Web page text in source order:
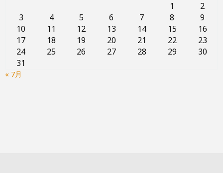
1
2
3
4 5 6 7 8
9
10
11 12 13 14 15
16
17
18 19 20 21 22
23
24
25 26 27 28 29
30
31
« 7月